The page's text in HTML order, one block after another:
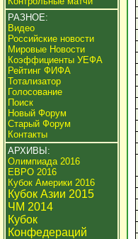
РАЗНОЕ:
Видео
Российские новости
Мировые Новости
Коэффициенты УЕФА
Рейтинг ФИФА
Тотализатор
Голосование
Поиск
Новый Форум
Старый Форум
Контакты
АРХИВЫ:
Олимпиада 2016
ЕВРО 2016
Кубок Америки 2016
Кубок Азии 2015
ЧМ 2014
Кубок
Конфедераций